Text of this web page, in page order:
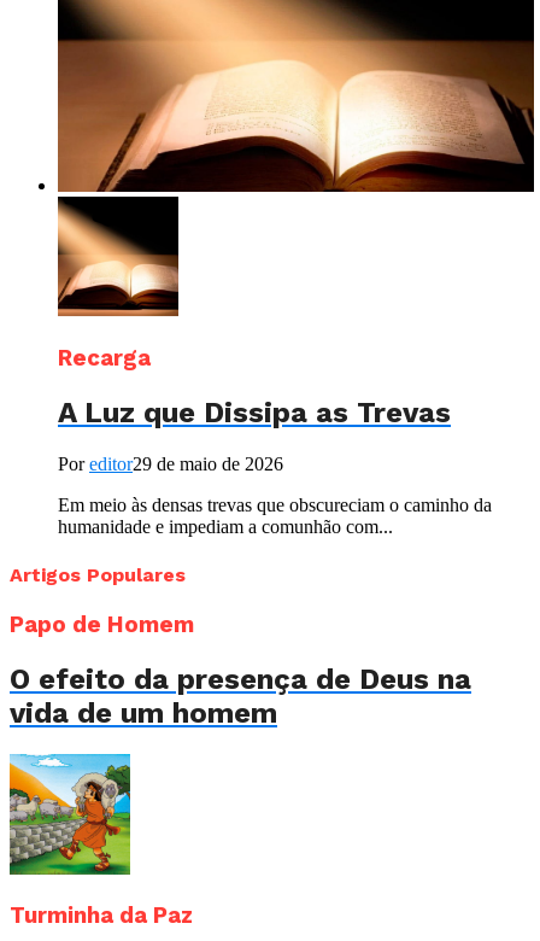
Recarga
A Luz que Dissipa as Trevas
Poreditor29 de maio de 2026
Em meio às densas trevas que obscureciam o caminho da
humanidade e impediam a comunhão com...
Artigos Populares
Papo de Homem
O efeito da presença de Deus na
vida de um homem
Turminha da Paz